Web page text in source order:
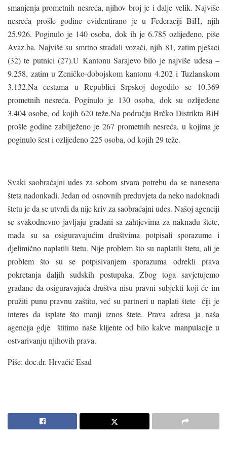
smanjenja prometnih nesreća, njihov broj je i dalje velik. Najviše
nesreća prošle godine evidentirano je u Federaciji BiH, njih
25.926. Poginulo je 140 osoba, dok ih je 6.785 ozlijeđeno, piše
Avaz.ba. Najviše su smrtno stradali vozači, njih 81, zatim pješaci
(32) te putnici (27).U Kantonu Sarajevo bilo je najviše udesa –
9.258, zatim u Zeničko-dobojskom kantonu 4.202 i Tuzlanskom
3.132.Na cestama u Republici Srpskoj dogodilo se 10.369
prometnih nesreća. Poginulo je 130 osoba, dok su ozlijeđene
3.404 osobe, od kojih 620 teže.Na području Brčko Distrikta BiH
prošle godine zabilježeno je 267 prometnih nesreća, u kojima je
poginulo šest i ozlijeđeno 225 osoba, od kojih 29 teže.
Svaki saobraćajni udes za sobom stvara potrebu da se nanesena
šteta nadonkadi. Jedan od osnovnih preduvjeta da neko nadoknadi
štetu je da se utvrdi da nije kriv za saobraćajni udes. Našoj agenciji
se svakodnevno javljaju građani sa zahtjevima za naknadu štete,
mada su sa osiguravajućim društvima potpisali sporazume i
djelimično naplatili štetu. Nije problem što su naplatili štetu, ali je
problem što su se potpisivanjem sporazuma odrekli prava
pokretanja daljih sudskih postupaka. Zbog toga savjetujemo
građane da osiguravajuća društva nisu pravni subjekti koji će im
pružiti punu pravnu zaštitu, već su partneri u naplati štete čiji je
interes da isplate što manji iznos štete. Prava adresa ja naša
agencija gdje štitimo naše klijente od bilo kakve manpulacije u
ostvarivanju njihovih prava.
Piše: doc.dr. Hrvačić Esad